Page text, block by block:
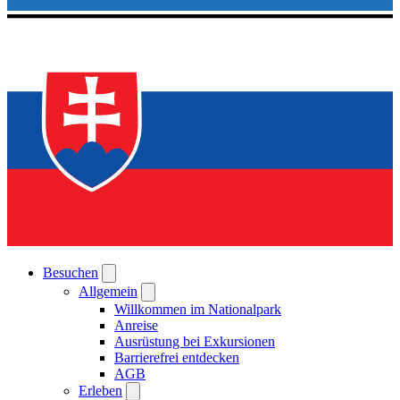
Besuchen
Allgemein
Willkommen im Nationalpark
Anreise
Ausrüstung bei Exkursionen
Barrierefrei entdecken
AGB
Erleben